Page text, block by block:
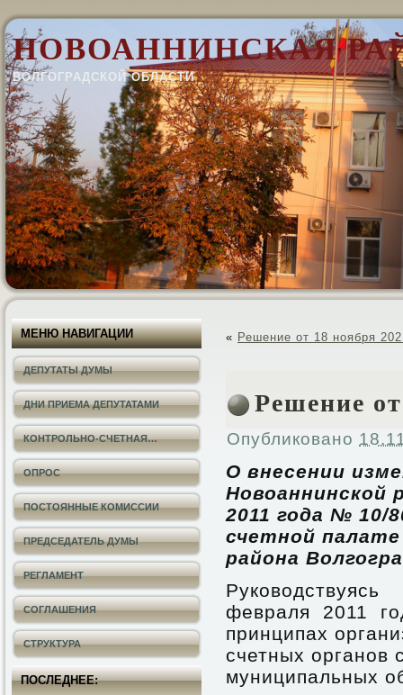
НОВОАННИНСКАЯ
ВОЛГОГРАДСКОЙ ОБЛАСТИ
МЕНЮ НАВИГАЦИИ
ДЕПУТАТЫ ДУМЫ
ДНИ ПРИЕМА ДЕПУТАТАМИ
КОНТРОЛЬНО-СЧЕТНАЯ…
ОПРОС
ПОСТОЯННЫЕ КОМИССИИ
ПРЕДСЕДАТЕЛЬ ДУМЫ
РЕГЛАМЕНТ
СОГЛАШЕНИЯ
СТРУКТУРА
ПОСЛЕДНЕЕ:
« Решение от 18 ноября
Решение
Опубликовано
О внесении
Новоаннинской
2011 года № 10/
счетной палате
района
февраля
принципах
счетных органов
муниципальных